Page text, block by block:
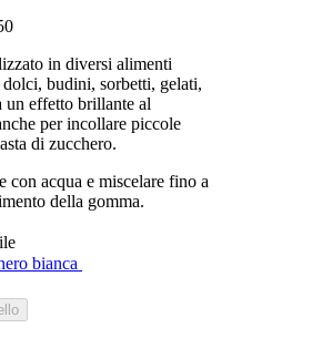
in diversi alimenti
dolci, budini, sorbetti, gelati,
un effetto brillante al
per incollare piccole
di zucchero.
con acqua e miscelare fino a
della gomma.